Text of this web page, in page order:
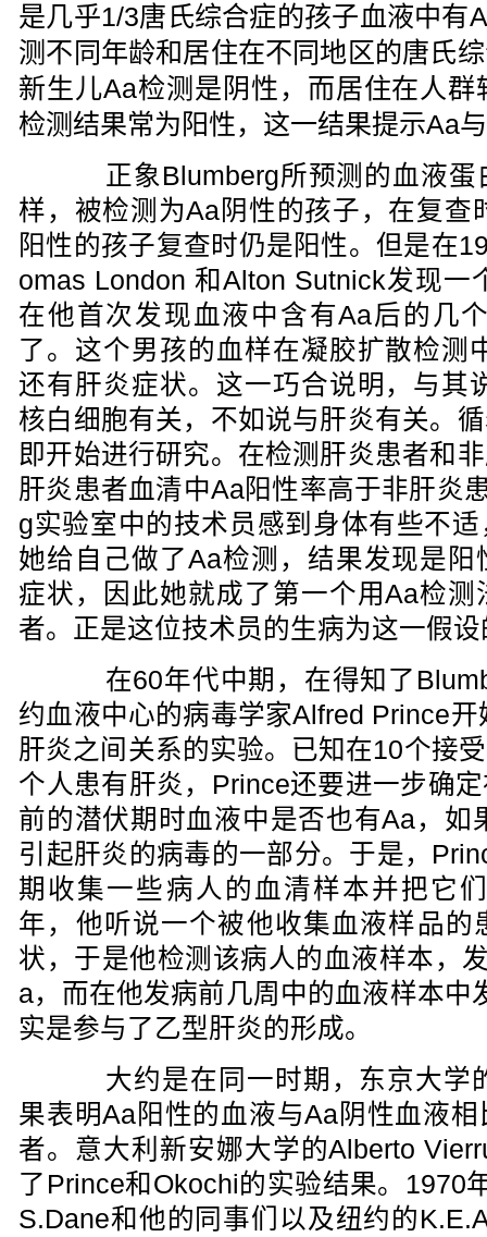
是几乎1/3唐氏综合症的孩子血液中有
测不同年龄和居住在不同地区的唐氏
新生儿Aa检测是阴性，而居住在人
检测结果常为阳性，这一结果提示Aa
正象Blumberg所预测的血液蛋
样，被检测为Aa阴性的孩子，在复查
阳性的孩子复查时仍是阳性。但是在
omas London 和Alton Sutnick发现一
在他首次发现血液中含有Aa后的几
了。这个男孩的血样在凝胶扩散检测
还有肝炎症状。这一巧合说明，与其
核白细胞有关，不如说与肝炎有关。
即开始进行研究。在检测肝炎患者和
肝炎患者血清中Aa阳性率高于非肝炎
g实验室中的技术员感到身体有些不
她给自己做了Aa检测，结果发现是
症状，因此她就成了第一个用Aa检
者。正是这位技术员的生病为这一假
在60年代中期，在得知了
约血液中心的病毒学家Alfred Prince
肝炎之间关系的实验。已知在10个接
个人患有肝炎，Prince还要进一步确
前的潜伏期时血液中是否也有Aa，如
引起肝炎的病毒的一部分。于是，
期收集一些病人的血清样本并把它
年，他听说一个被他收集血液样品的
状，于是他检测该病人的血液样本，
a，而在他发病前几周中的血液样本中
实是参与了乙型肝炎的形成。
大约是在同一时期，东京大学
果表明Aa阳性的血液与Aa阴性血液
者。意大利新安娜大学的Alberto
了Prince和Okochi的实验结果。1970
S.Dane和他的同事们以及纽约的